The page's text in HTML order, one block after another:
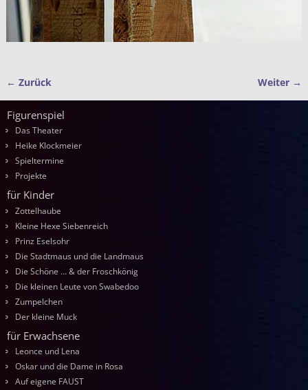
Bilder-Navigation
← Zurück Weiter →
Figurenspiel
Das Theater
Heike Klockmeier
Spieltermine
Projekte
für Kinder
Zottelhaube
Kleine Hexe Siebenreich
Prinz Eselsohr
Die Stadtmaus und die Landmaus
Die Schöne … & der Froschkönig
Die kleinen Leute von Swabedoo
Zumpelchen
Der kleine Muck
für Erwachsene
Leonce und Lena
Oskar und die Dame in Rosa
Auf eigene FAUST